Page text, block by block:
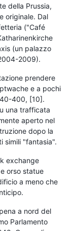
della Prussia,
originale. Dal
("Café
(un palazzo
2009).
prendere
e a pochi
400, [10].
una trafficata
aperto nel
dopo la
simili "fantasia".
exchange
orso statue
a meno che
a nord del
Parlamento